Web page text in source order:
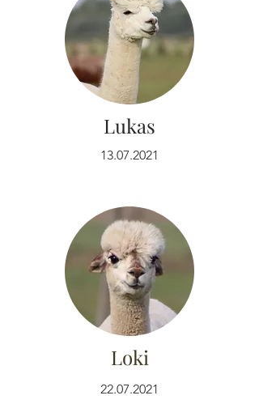
Lukas
13.07.2021
Loki
22.07.2021